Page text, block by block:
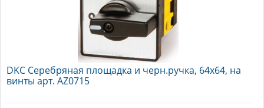
DKC Серебряная площадка и черн.ручка, 64х64, на
винты арт. AZ0715